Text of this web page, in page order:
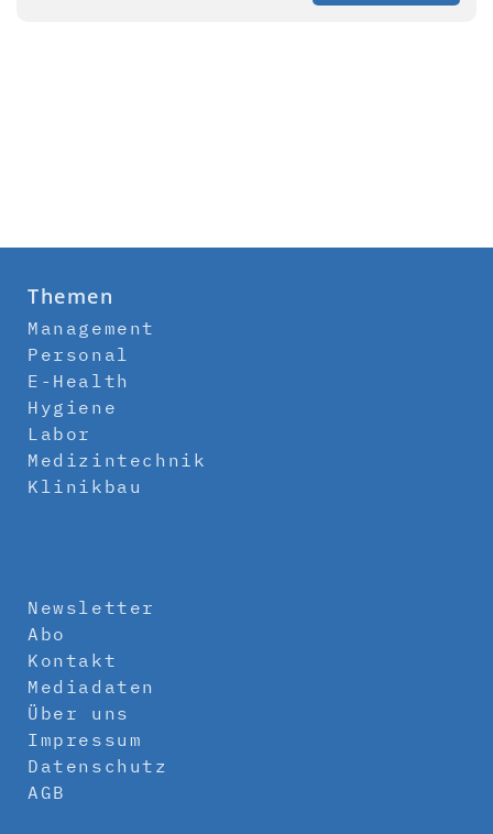
Themen
Management
Personal
E-Health
Hygiene
Labor
Medizintechnik
Klinikbau
Newsletter
Abo
Kontakt
Mediadaten
Über uns
Impressum
Datenschutz
AGB